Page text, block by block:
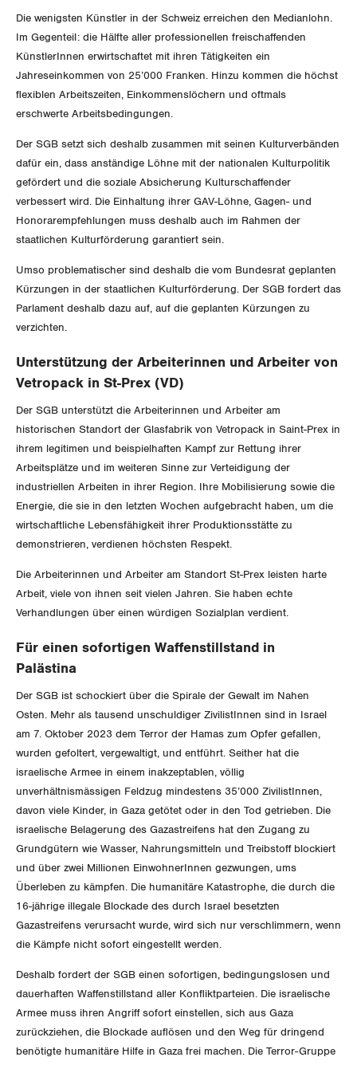
Waadt
Wallis
Zug
Die wenigsten Künstler in der Schweiz erreichen den Medianlohn.
Im Gegenteil: die Hälfte aller professionellen freischaffenden
KünstlerInnen erwirtschaftet mit ihren Tätigkeiten ein
Jahreseinkommen von 25’000 Franken. Hinzu kommen die höchst
flexiblen Arbeitszeiten, Einkommenslöchern und oftmals
erschwerte Arbeitsbedingungen.
Der SGB setzt sich deshalb zusammen mit seinen Kulturverbänden
dafür ein, dass anständige Löhne mit der nationalen Kulturpolitik
gefördert und die soziale Absicherung Kulturschaffender
verbessert wird. Die Einhaltung ihrer GAV-Löhne, Gagen- und
Honorarempfehlungen muss deshalb auch im Rahmen der
staatlichen Kulturförderung garantiert sein.
Umso problematischer sind deshalb die vom Bundesrat geplanten
Kürzungen in der staatlichen Kulturförderung. Der SGB fordert das
Parlament deshalb dazu auf, auf die geplanten Kürzungen zu
verzichten.
Unterstützung der Arbeiterinnen und Arbeiter von
Vetropack in St-Prex (VD)
Der SGB unterstützt die Arbeiterinnen und Arbeiter am
historischen Standort der Glasfabrik von Vetropack in Saint-Prex in
ihrem legitimen und beispielhaften Kampf zur Rettung ihrer
Arbeitsplätze und im weiteren Sinne zur Verteidigung der
industriellen Arbeiten in ihrer Region. Ihre Mobilisierung sowie die
Energie, die sie in den letzten Wochen aufgebracht haben, um die
wirtschaftliche Lebensfähigkeit ihrer Produktionsstätte zu
demonstrieren, verdienen höchsten Respekt.
Die Arbeiterinnen und Arbeiter am Standort St-Prex leisten harte
Arbeit, viele von ihnen seit vielen Jahren. Sie haben echte
Verhandlungen über einen würdigen Sozialplan verdient.
Für einen sofortigen Waffenstillstand in
Palästina
Der SGB ist schockiert über die Spirale der Gewalt im Nahen
Osten. Mehr als tausend unschuldiger ZivilistInnen sind in Israel
am 7. Oktober 2023 dem Terror der Hamas zum Opfer gefallen,
wurden gefoltert, vergewaltigt, und entführt. Seither hat die
israelische Armee in einem inakzeptablen, völlig
unverhältnismässigen Feldzug mindestens 35’000 ZivilistInnen,
davon viele Kinder, in Gaza getötet oder in den Tod getrieben. Die
israelische Belagerung des Gazastreifens hat den Zugang zu
Grundgütern wie Wasser, Nahrungsmitteln und Treibstoff blockiert
und über zwei Millionen EinwohnerInnen gezwungen, ums
Überleben zu kämpfen. Die humanitäre Katastrophe, die durch die
16-jährige illegale Blockade des durch Israel besetzten
Gazastreifens verursacht wurde, wird sich nur verschlimmern, wenn
die Kämpfe nicht sofort eingestellt werden.
Deshalb fordert der SGB einen sofortigen, bedingungslosen und
dauerhaften Waffenstillstand aller Konfliktparteien. Die israelische
Armee muss ihren Angriff sofort einstellen, sich aus Gaza
zurückziehen, die Blockade auflösen und den Weg für dringend
benötigte humanitäre Hilfe in Gaza frei machen. Die Terror-Gruppe